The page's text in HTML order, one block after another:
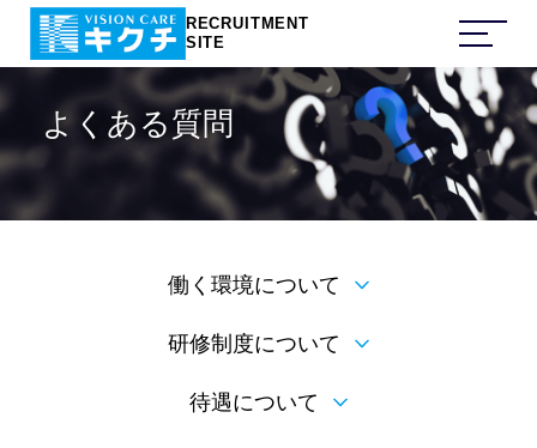
RECRUITMENT
SITE
よくある質問
働く環境について
研修制度について
待遇について